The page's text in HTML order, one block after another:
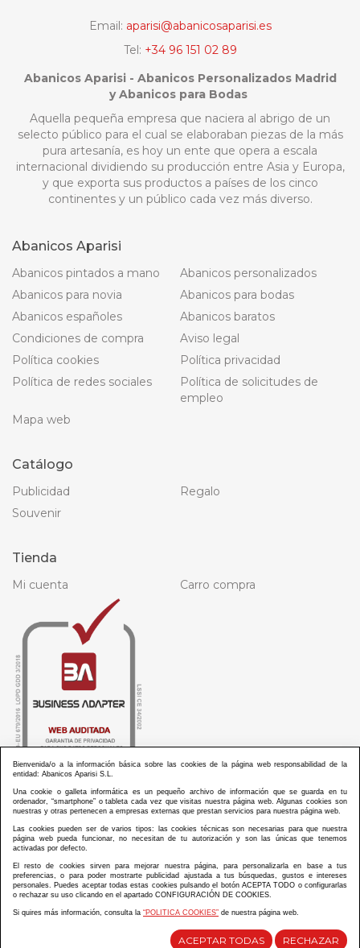
Email: aparisi@abanicosaparisi.es
Tel: +34 96 151 02 89
Abanicos Aparisi - Abanicos Personalizados Madrid
y Abanicos para Bodas
Aquella pequeña empresa que naciera al abrigo de un
selecto público para el cual se elaboraban piezas de la más
pura artesanía, es hoy un ente que opera a escala
internacional dividiendo su producción entre Asia y Europa,
y que exporta sus productos a países de los cinco
continentes y un público cada vez más diverso.
Abanicos Aparisi
Abanicos pintados a mano
Abanicos personalizados
Abanicos para novia
Abanicos para bodas
Abanicos españoles
Abanicos baratos
Condiciones de compra
Aviso legal
Política cookies
Política privacidad
Política de redes sociales
Política de solicitudes de
empleo
Mapa web
Catálogo
Publicidad
Regalo
Souvenir
Tienda
Mi cuenta Carro compra
ABANICOS APARISI S.L. ha recibido por parte de La Generalitat Valenciana, la cantidad de
100.000 € en apoyo al proyecto HISOLV/2021/3933/46 del PLAN EMPRESARIAL “PLAN RESISITIR
ABANICOS APARISI S.L. ha recibido por parte de La Generalitat Valenciana, la cantidad de 7.000
€ en apoyo al proyecto CMARTE/2021/265/46 del PLAN AYUDAS DIRECTAS ARTESANIA “CMARTE”.
Diseño y desarrollo web Im3diA comunicación
Bienvenida/o a la información básica sobre las cookies de la página web responsabilidad de la
entidad: Abanicos Aparisi S.L.
Una cookie o galleta informática es un pequeño archivo de información que se guarda en tu
ordenador, “smartphone” o tableta cada vez que visitas nuestra página web. Algunas cookies son
nuestras y otras pertenecen a empresas externas que prestan servicios para nuestra página web.
Las cookies pueden ser de varios tipos: las cookies técnicas son necesarias para que nuestra
página web pueda funcionar, no necesitan de tu autorización y son las únicas que tenemos
activadas por defecto.
El resto de cookies sirven para mejorar nuestra página, para personalizarla en base a tus
preferencias, o para poder mostrarte publicidad ajustada a tus búsquedas, gustos e intereses
personales. Puedes aceptar todas estas cookies pulsando el botón ACEPTA TODO o configurarlas
o rechazar su uso clicando en el apartado CONFIGURACIÓN DE COOKIES.
Si quires más información, consulta la “POLITICA COOKIES” de nuestra página web.
ACEPTAR TODAS RECHAZAR